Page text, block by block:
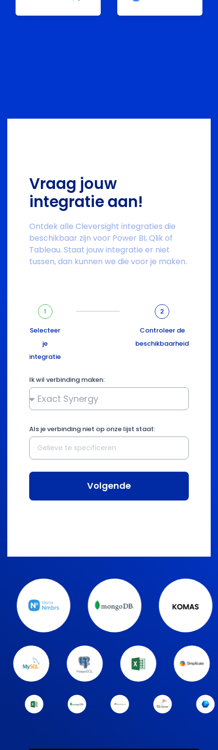
Vraag jouw
integratie aan!
Ontdek alle Cleversight integraties die
beschikbaar zijn voor Power BI, Qlik of
Tableau. Staat jouw integratie er niet
tussen, dan kunnen we die voor je maken.
1
Selecteer
je
integratie
2
Controleer de
beschikbaarheid
Ik wil verbinding maken:
Als je verbinding niet op onze lijst staat:
Volgende